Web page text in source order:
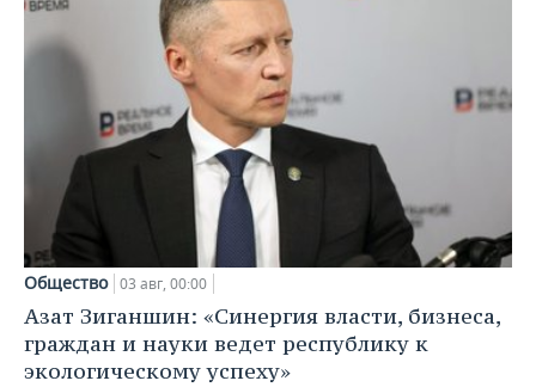
Общество 03 авг, 00:00
Азат Зиганшин: «Синергия власти, бизнеса,
граждан и науки ведет республику к
экологическому успеху»